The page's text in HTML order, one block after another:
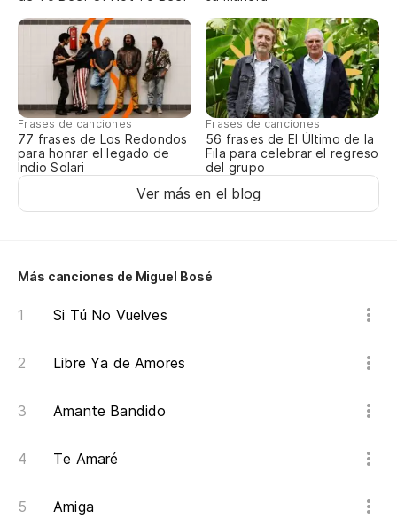
Frases de canciones
77 frases de Los Redondos
para honrar el legado de
Indio Solari
Frases de canciones
56 frases de El Último de la
Fila para celebrar el regreso
del grupo
Ver más en el blog
Más canciones de Miguel Bosé
Si Tú No Vuelves
Libre Ya de Amores
Amante Bandido
Te Amaré
Amiga